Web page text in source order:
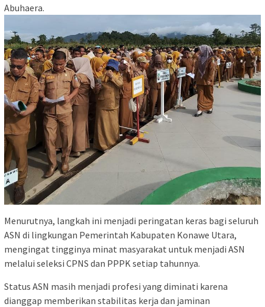
Abuhaera.
Menurutnya, langkah ini menjadi peringatan keras bagi seluruh
ASN di lingkungan Pemerintah Kabupaten Konawe Utara,
mengingat tingginya minat masyarakat untuk menjadi ASN
melalui seleksi CPNS dan PPPK setiap tahunnya.
Status ASN masih menjadi profesi yang diminati karena
dianggap memberikan stabilitas kerja dan jaminan